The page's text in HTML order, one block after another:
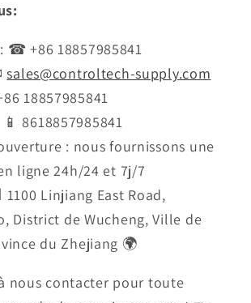
☎ +86 18857985841
sales@controltech-supply.com
18857985841
8618857985841
: nous fournissons une
ligne 24h/24 et 7j/7
1100 Linjiang East Road,
District de Wucheng, Ville de
du Zhejiang 🌍
nous contacter pour toute